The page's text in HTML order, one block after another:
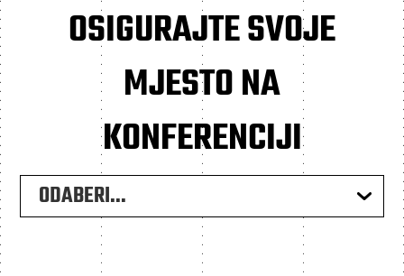
OSIGURAJTE SVOJE
MJESTO NA
KONFERENCIJI
ODABERI...